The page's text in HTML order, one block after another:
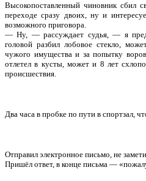
Высокопоставленный чиновник сбил
переходе сразу двоих, ну и
возможного приговора.
— Ну, — рассуждает судья, — я
головой разбил лобовое стекло,
чужого имущества и за попытку
отлетел в кусты, может и 8 лет
происшествия.
Два часа в пробке по пути в спортзал,
Отправил электронное письмо, не
Пришёл ответ, в конце письма —